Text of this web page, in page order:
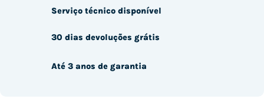
Serviço técnico disponível
30 dias devoluções grátis
Até 3 anos de garantia